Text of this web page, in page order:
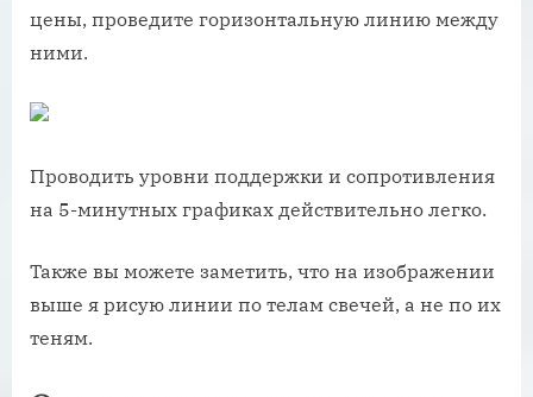
цены, проведите горизонтальную линию между
ними.
Проводить уровни поддержки и сопротивления
на 5-минутных графиках действительно легко.
Также вы можете заметить, что на изображении
выше я рисую линии по телам свечей, а не по их
теням.